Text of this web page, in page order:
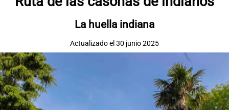
QUÉ HACER
ALOJAMIENTOS
RESTAURANTES
TURISMO ACTIVO
La huella indiana
Actualizado el 30 junio 2025